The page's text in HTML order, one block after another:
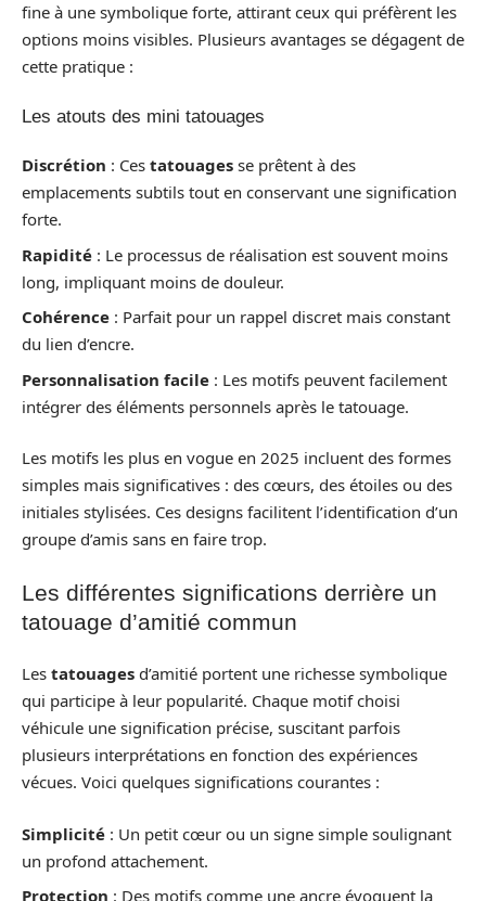
fine à une symbolique forte, attirant ceux qui préfèrent les
options moins visibles. Plusieurs avantages se dégagent de
cette pratique :
Les atouts des mini tatouages
Discrétion : Ces tatouages se prêtent à des
emplacements subtils tout en conservant une signification
forte.
Rapidité : Le processus de réalisation est souvent moins
long, impliquant moins de douleur.
Cohérence : Parfait pour un rappel discret mais constant
du lien d’encre.
Personnalisation facile : Les motifs peuvent facilement
intégrer des éléments personnels après le tatouage.
Les motifs les plus en vogue en 2025 incluent des formes
simples mais significatives : des cœurs, des étoiles ou des
initiales stylisées. Ces designs facilitent l’identification d’un
groupe d’amis sans en faire trop.
Les différentes significations derrière un
tatouage d’amitié commun
Les tatouages d’amitié portent une richesse symbolique
qui participe à leur popularité. Chaque motif choisi
véhicule une signification précise, suscitant parfois
plusieurs interprétations en fonction des expériences
vécues. Voici quelques significations courantes :
Simplicité : Un petit cœur ou un signe simple soulignant
un profond attachement.
Protection : Des motifs comme une ancre évoquent la